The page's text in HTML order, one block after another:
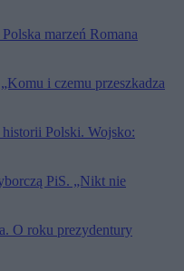
marzeń Romana
i czemu przeszkadza
Polski. Wojsko:
PiS. „Nikt nie
O roku prezydentury